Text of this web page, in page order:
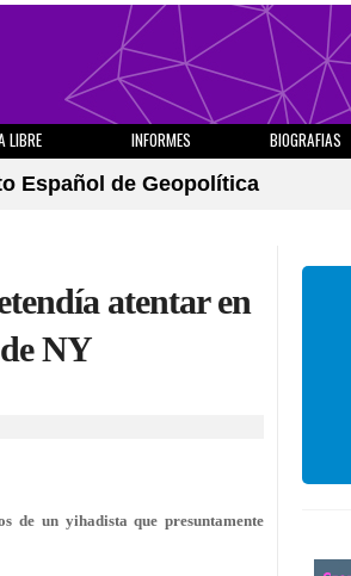
LIBRE INFORMES BIOGRAFIAS
Español de Geopolítica
atentar en
NY
un yihadista que presuntamente